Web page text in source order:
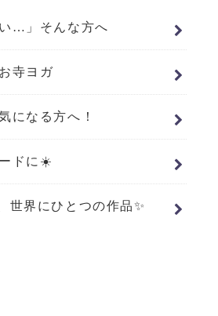
…」そんな方へ
寺ヨガ
になる方へ！
ドに☀️
世界にひとつの作品✨